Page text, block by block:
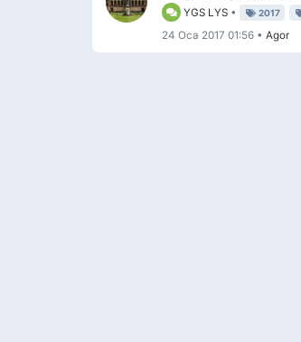
YGS LYS • 2017
24 Oca 2017 01:56 • Agor